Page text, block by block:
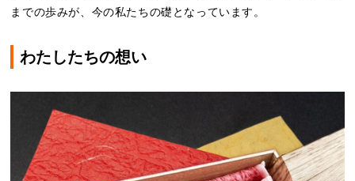
までの歩みが、今の私たちの礎となっています。
わたしたちの想い